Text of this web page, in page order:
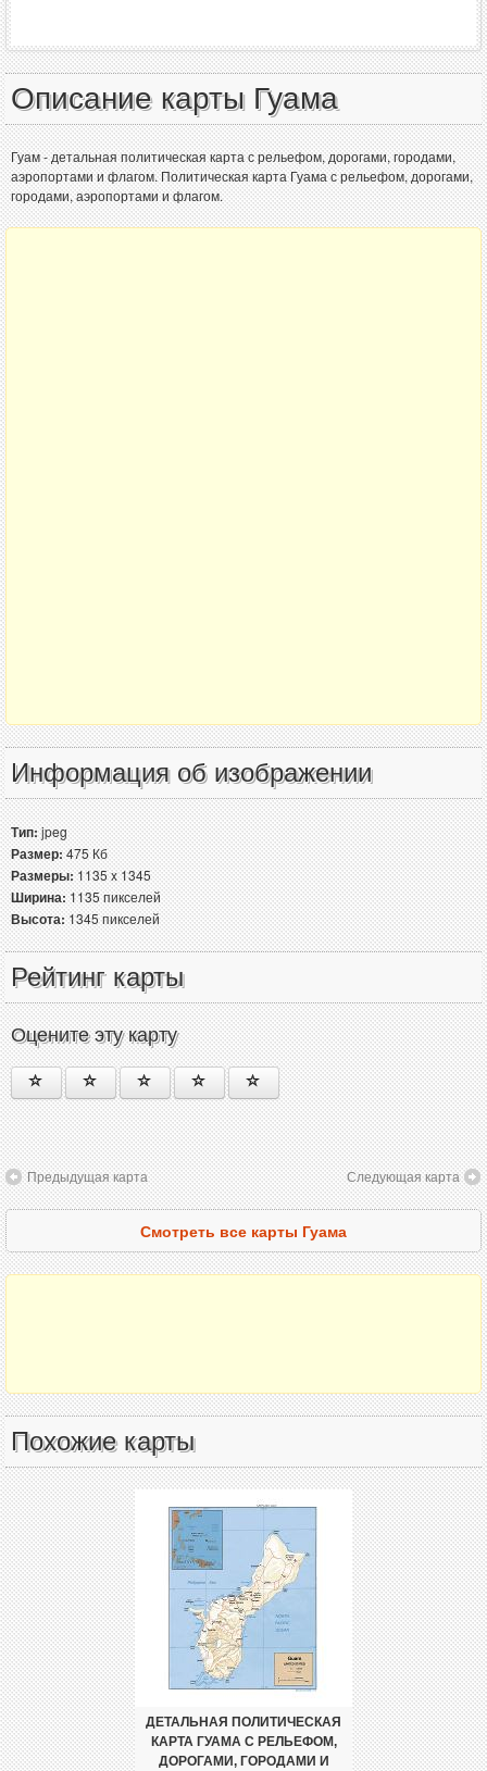
Описание карты Гуама
Гуам - детальная политическая карта с рельефом, дорогами, городами,
аэропортами и флагом. Политическая карта Гуама с рельефом, дорогами,
городами, аэропортами и флагом.
Информация об изображении
Тип:jpeg
Размер:475 Кб
Размеры:1135 x 1345
Ширина:1135 пикселей
Высота:1345 пикселей
Рейтинг карты
Оцените эту карту
Предыдущая карта Следующая карта
Смотреть все карты Гуама
Похожие карты
ДЕТАЛЬНАЯ ПОЛИТИЧЕСКАЯ
КАРТА ГУАМА С РЕЛЬЕФОМ,
ДОРОГАМИ, ГОРОДАМИ И